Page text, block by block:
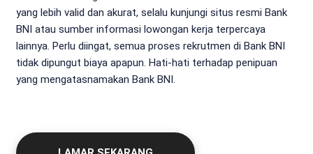
yang lebih valid dan akurat, selalu kunjungi situs resmi Bank
BNI atau sumber informasi lowongan kerja terpercaya
lainnya. Perlu diingat, semua proses rekrutmen di Bank BNI
tidak dipungut biaya apapun. Hati-hati terhadap penipuan
yang mengatasnamakan Bank BNI.